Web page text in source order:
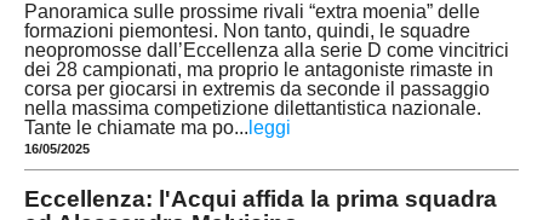
Panoramica sulle prossime rivali “extra moenia” delle
formazioni piemontesi. Non tanto, quindi, le squadre
neopromosse dall’Eccellenza alla serie D come vincitrici
dei 28 campionati, ma proprio le antagoniste rimaste in
corsa per giocarsi in extremis da seconde il passaggio
nella massima competizione dilettantistica nazionale.
Tante le chiamate ma po... leggi
16/05/2025
Eccellenza: l'Acqui affida la prima squadra